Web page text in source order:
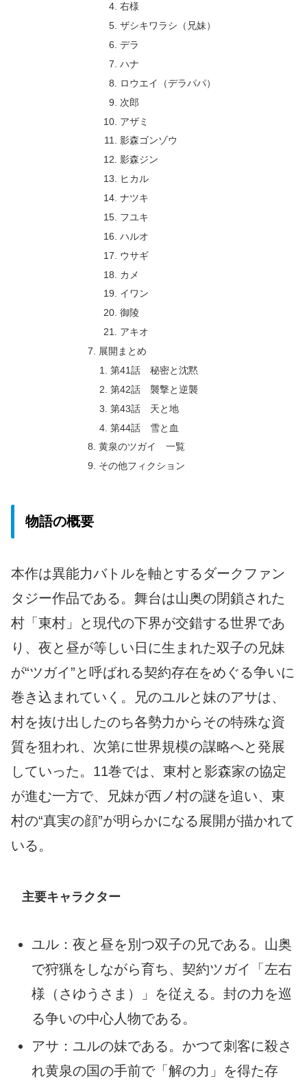
右様
ザシキワラシ（兄妹）
デラ
ハナ
ロウエイ（デラパパ）
次郎
アザミ
影森ゴンゾウ
影森ジン
ヒカル
ナツキ
フユキ
ハルオ
ウサギ
カメ
イワン
御陵
アキオ
展開まとめ
第41話 秘密と沈黙
第42話 襲撃と逆襲
第43話 天と地
第44話 雪と血
黄泉のツガイ 一覧
その他フィクション
物語の概要
本作は異能力バトルを軸とするダークファン
タジー作品である。舞台は山奥の閉鎖された
村「東村」と現代の下界が交錯する世界であ
り、夜と昼が等しい日に生まれた双子の兄妹
が“ツガイ”と呼ばれる契約存在をめぐる争いに
巻き込まれていく。兄のユルと妹のアサは、
村を抜け出したのち各勢力からその特殊な資
質を狙われ、次第に世界規模の謀略へと発展
していった。11巻では、東村と影森家の協定
が進む一方で、兄妹が西ノ村の謎を追い、東
村の“真実の顔”が明らかになる展開が描かれて
いる。
主要キャラクター
ユル：夜と昼を別つ双子の兄である。山奥
で狩猟をしながら育ち、契約ツガイ「左右
様（さゆうさま）」を従える。封の力を巡
る争いの中心人物である。
アサ：ユルの妹である。かつて刺客に殺さ
れ黄泉の国の手前で「解の力」を得た存